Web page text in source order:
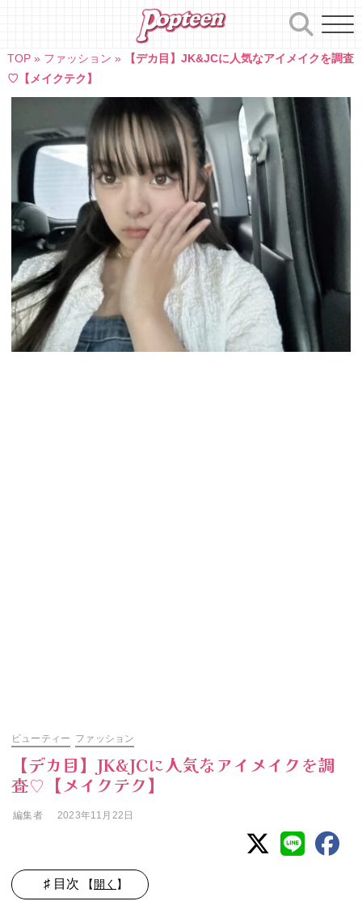
TOP» ファッション »
【デカ目】JK&JCに人気なアイメイクを調査
♡【メイクテク】
ビューティー ファッション
【デカ目】JK&JCに人気なアイメイクを調
査♡【メイクテク】
編集者 2023年11月22日
♯ 目次 【開く 】